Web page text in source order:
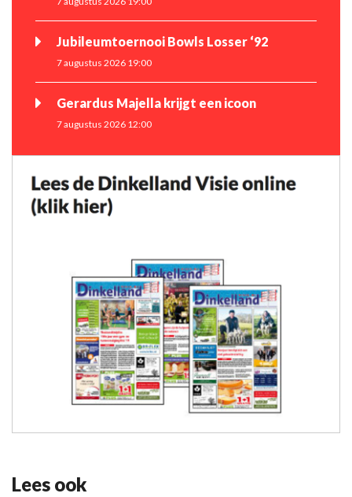
Jubileumtoernooi Bowls Losser ‘92
7 augustus 2026 19:00
Gerardus Majella krijgt een icoon
7 augustus 2026 12:00
Lees ook